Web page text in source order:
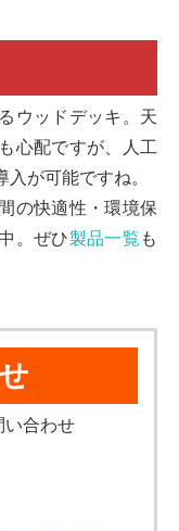
ウッドデッキ。天
心配ですが、人工
が可能ですね。
の快適性・環境保
。ぜひ製品一覧 も
い合わせ